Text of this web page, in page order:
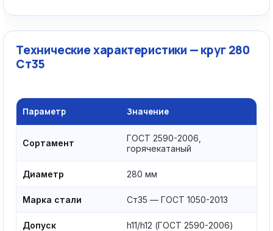
Технические характеристики — круг 280
Ст35
Параметр Значение
Сортамент
ГОСТ 2590-2006,
горячекатаный
Диаметр 280 мм
Марка стали Ст35 — ГОСТ 1050-2013
Допуск h11/h12 (ГОСТ 2590-2006)